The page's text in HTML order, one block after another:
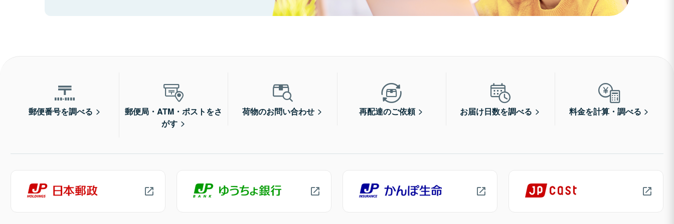
郵便番号を調べる
郵便局・ATM・ポストをさ
がす
荷物のお問い合わせ 再配達のご依頼 お届け日数を調べる 料金を計算・調べる